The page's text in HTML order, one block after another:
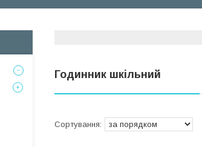
Годинник шкільний